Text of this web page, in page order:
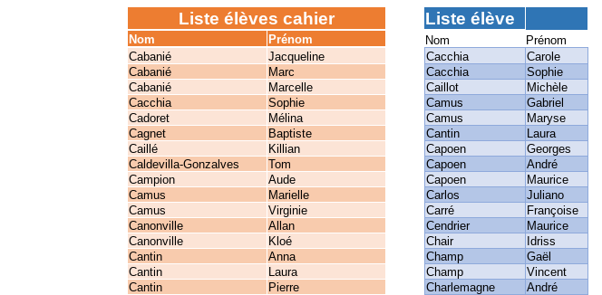
Liste élèves cahier Liste élève
Nom Prénom Nom Prénom
Cabanié
Jacqueline Cacchia Carole
Cabanié
Marc Cacchia Sophie
Cabanié
Marcelle Caillot Michèle
Cacchia
Sophie Camus Gabriel
Cadoret
Mélina Camus Maryse
Cagnet
Baptiste Cantin Laura
Caillé
Killian Capoen Georges
Caldevilla-Gonzalves
Tom Capoen André
Campion
Aude Capoen Maurice
Camus
Marielle Carlos Juliano
Camus
Virginie Carré Françoise
Canonville
Allan Cendrier Maurice
Canonville
Kloé Chair Idriss
Cantin
Anna Champ Gaël
Cantin
Laura Champ Vincent
Cantin
Pierre Charlemagne André